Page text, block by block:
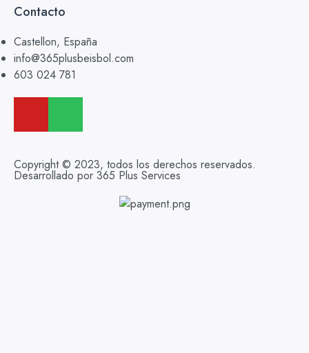
Contacto
Castellon, España
info@365plusbeisbol.com
603 024 781
Copyright © 2023, todos los derechos reservados.
Desarrollado por 365 Plus Services